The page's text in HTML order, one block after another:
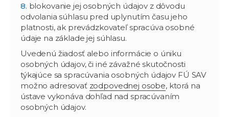
blokovanie jej osobných údajov z dôvodu
odvolania súhlasu pred uplynutím času jeho
platnosti, ak prevádzkovateľ spracúva osobné
údaje na základe jej súhlasu.
Uvedenú žiadosť alebo informácie o úniku
osobných údajov, či iné závažné skutočnosti
týkajúce sa spracúvania osobných údajov FÚ SAV
možno adresovať zodpovednej osobe, ktorá na
ústave vykonáva dohľad nad spracúvaním
osobných údajov.